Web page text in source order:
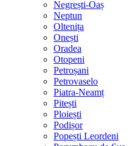
Negrești-Oaș
Neptun
Oltenița
Onești
Oradea
Otopeni
Petroșani
Petrovaselo
Piatra-Neamț
Pitești
Ploiești
Podișor
Popești Leordeni